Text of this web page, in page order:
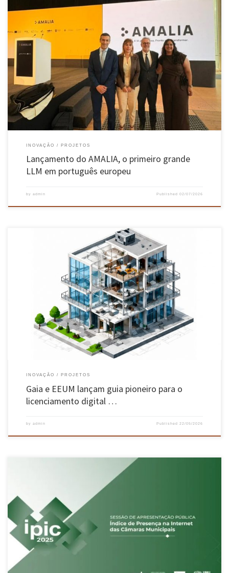
O AMALIA, o primeiro modelo de linguagem de grande escala (LLM) desenvolvido de raiz em
português europeu, foi apresentado a 1 de julho de 2026, no Instituto Superior Técnico, em
Lisboa. O momento contou com intervenções do Primeiro-ministro, Luís Montenegro, do
Ministro Adjunto e da Reforma do Estado, Gonçalo Matias, […]
INOVAÇÃO PROJETOS
Lançamento do AMALIA, o primeiro grande
LLM em português europeu
by admin Published02/07/2026
Todos os projetos de licenciamento urbanístico no país terão de ser entregues em modelo 3D
a partir de 2030 O Município de Gaia, com apoio da Escola de Engenharia da UMinho, lançou
um guia inédito para o licenciamento digital da construção, para tornar a análise e
aprovação de projetos de […]
INOVAÇÃO PROJETOS
Gaia e EEUM lançam guia pioneiro para o
licenciamento digital …
by admin Published 22/05/2026
A Universidade do Minho, a Agência para a Reforma Tecnológica do Estado (ARTE) e a
Universidade das Nações Unidas – Unidade Operacional de Governação Eletrónica (UNU-
EGOV) organizaram a 20 de abril, pelas 16h00, a apresentação dos resultados do Índice da
Presença na Internet das Câmaras Municipais (IPIC) 2025, numa sessão […]